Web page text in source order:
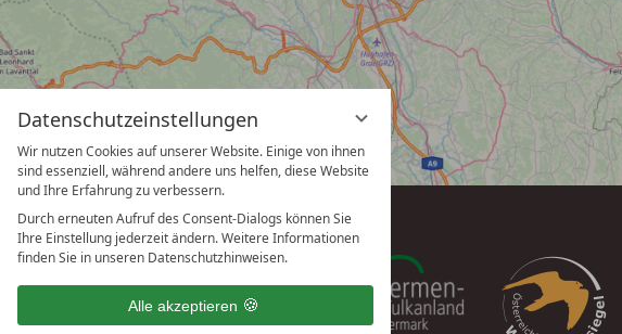
Datenschutzeinstellungen
Wir nutzen Cookies auf unserer Website. Einige von ihnen
sind essenziell, während andere uns helfen, diese Website
und Ihre Erfahrung zu verbessern.
Durch erneuten Aufruf des Consent-Dialogs können Sie
Ihre Einstellung jederzeit ändern. Weitere Informationen
finden Sie in unseren Datenschutzhinweisen.
Alle akzeptieren